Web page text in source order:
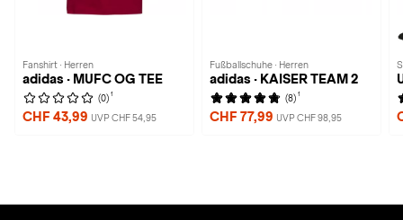
Fanshirt · Herren
adidas · MUFC OG TEE
(0) 1
CHF 43,99 UVP CHF 54,95
Fußballschuhe · Herren
adidas · KAISER TEAM 2
(8) 1
CHF 77,99 UVP CHF 98,95